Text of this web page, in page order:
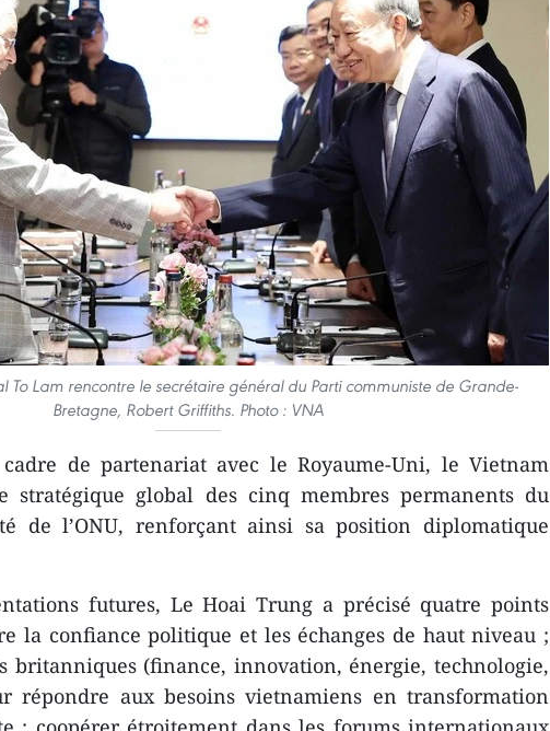
To Lam rencontre le secrétaire général du Parti communiste de Grande-
Bretagne, Robert Griffiths. Photo : VNA
de partenariat avec le Royaume-Uni, le Vietnam
stratégique global des cinq membres permanents du
de l’ONU, renforçant ainsi sa position diplomatique
futures, Le Hoai Trung a précisé quatre points
la confiance politique et les échanges de haut niveau ;
britanniques (finance, innovation, énergie, technologie,
répondre aux besoins vietnamiens en transformation